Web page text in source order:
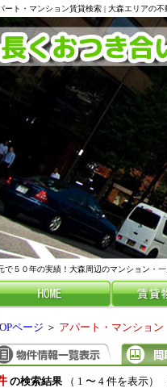
ート・マンション賃貸検索 | 大森エリアの
で５０年の実績！大森周辺のマンション・
ページ ＞ アパート・マンション
の検索結果（ 1 〜 4 件を表示）